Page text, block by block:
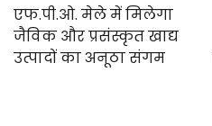
navigation
एफ.पी.ओ. मेले में मिलेगा
जैविक और प्रसंस्कृत खाद्य
उत्पादों का अनूठा संगम